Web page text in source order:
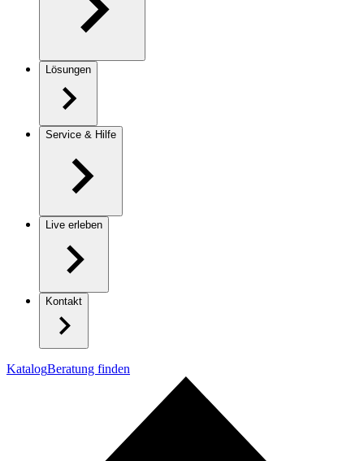
Lösungen
Service & Hilfe
Live erleben
Kontakt
KatalogBeratung finden